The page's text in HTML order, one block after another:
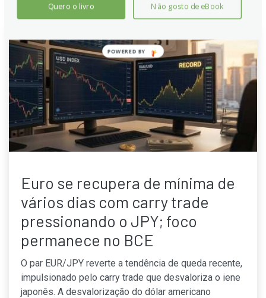
Euro se recupera de mínima de
vários dias com carry trade
pressionando o JPY; foco
permanece no BCE
O par EUR/JPY reverte a tendência de queda recente,
impulsionado pelo carry trade que desvaloriza o iene
japonês. A desvalorização do dólar americano
Quero o livro Não gosto de eBook